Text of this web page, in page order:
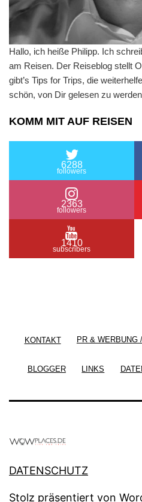
Hallo, ich heiße Philipp. Ich
am Reisen. Der Reiseblog stellt
gibt’s Tips for Trips, die
schön, von Dir gelesen zu
KOMM MIT AUF REISEN
6288
followers
2363
followers
1410
subscribers
KONTAKT PR & WERBUNG
BLOGGER LINKS
DATENSCHUTZ
Stolz präsentiert von